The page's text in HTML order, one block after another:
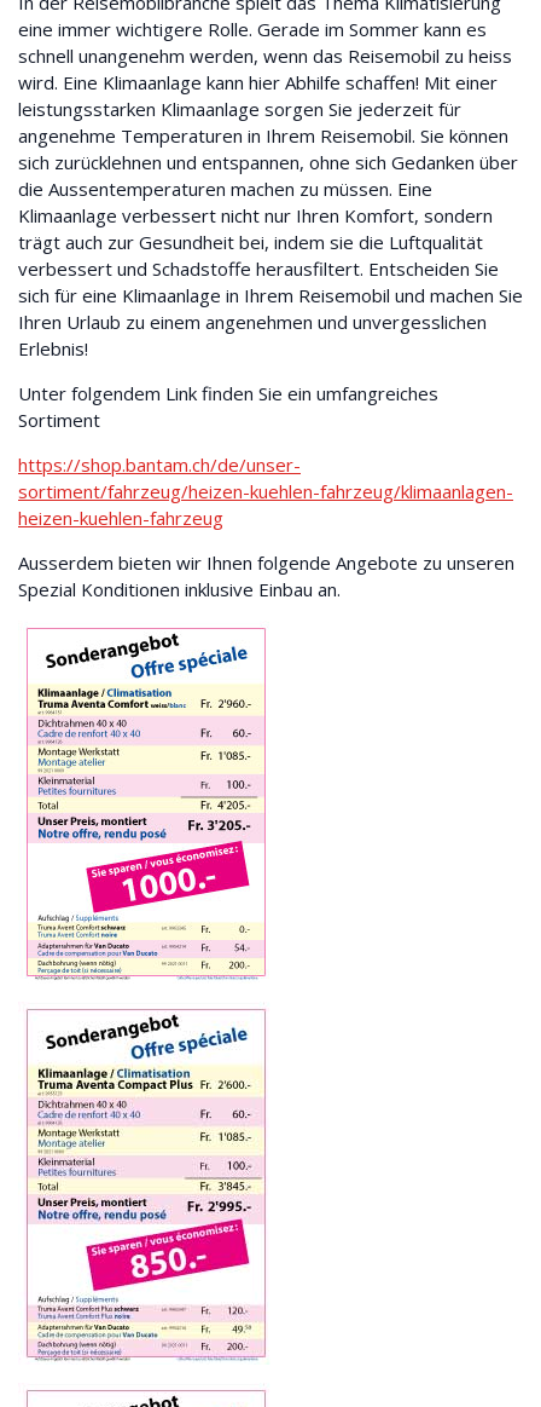
eine immer wichtigere Rolle. Gerade im Sommer kann es
schnell unangenehm werden, wenn das Reisemobil zu heiss
wird. Eine Klimaanlage kann hier Abhilfe schaffen! Mit einer
leistungsstarken Klimaanlage sorgen Sie jederzeit für
angenehme Temperaturen in Ihrem Reisemobil. Sie können
sich zurücklehnen und entspannen, ohne sich Gedanken über
die Aussentemperaturen machen zu müssen. Eine
Klimaanlage verbessert nicht nur Ihren Komfort, sondern
trägt auch zur Gesundheit bei, indem sie die Luftqualität
verbessert und Schadstoffe herausfiltert. Entscheiden Sie
sich für eine Klimaanlage in Ihrem Reisemobil und machen Sie
Ihren Urlaub zu einem angenehmen und unvergesslichen
Erlebnis!
Unter folgendem Link finden Sie ein umfangreiches
Sortiment
https://shop.bantam.ch/de/unser-
sortiment/fahrzeug/heizen-kuehlen-fahrzeug/klimaanlagen-
heizen-kuehlen-fahrzeug
Ausserdem bieten wir Ihnen folgende Angebote zu unseren
Spezial Konditionen inklusive Einbau an.